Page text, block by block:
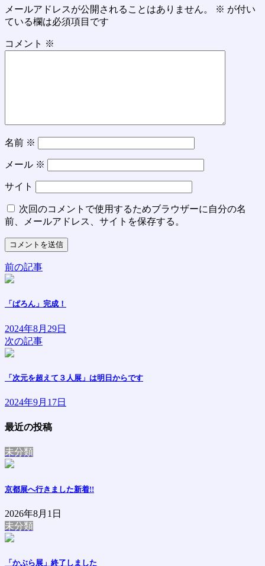
メールアドレスが公開されることはありません。 ※ が付い
ている欄は必須項目です
コメント ※
名前 ※
メール ※
サイト
次回のコメントで使用するためブラウザーに自分の名
前、メールアドレス、サイトを保存する。
前の記事
「ぱろん」完成！
2024年8月29日
次の記事
「次元を超えて３人展」は明日からです
2024年9月17日
最近の投稿
未分類
京都展へ行きました新着!!
2026年8月1日
未分類
「かぶら展」終了しました